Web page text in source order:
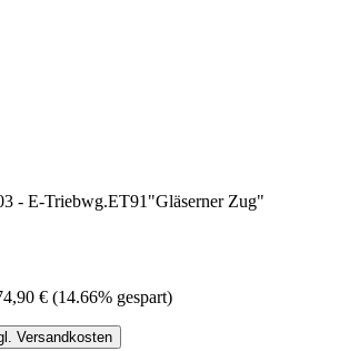
€ (14.66% gespart)
Versandkosten